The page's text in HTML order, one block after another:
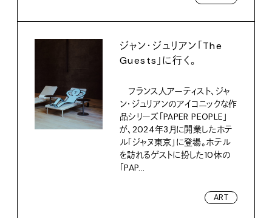
ジャン・ジュリアン「The
Guests」に行く。
フランス人アーティスト、ジャ
ン・ジュリアンのアイコニックな作
品シリーズ「PAPER PEOPLE」
が、2024年3月に開業したホテ
ル「ジャヌ東京」に登場。ホテル
を訪れるゲストに扮した10体の
「PAP...
ART